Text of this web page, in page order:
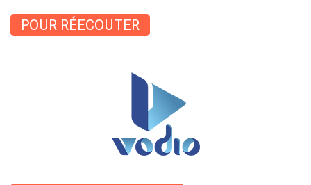
POUR RÉECOUTER